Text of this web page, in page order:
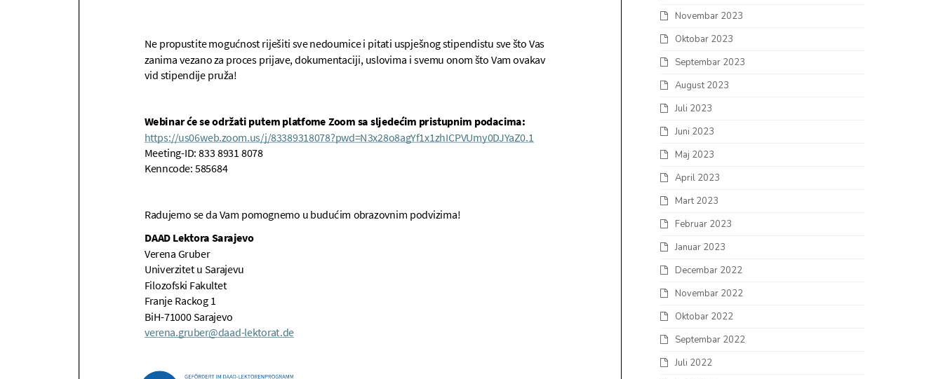
Novembar 2023
Oktobar 2023
Septembar 2023
August 2023
Juli 2023
Juni 2023
Maj 2023
April 2023
Mart 2023
Februar 2023
Januar 2023
Decembar 2022
Novembar 2022
Oktobar 2022
Septembar 2022
Juli 2022